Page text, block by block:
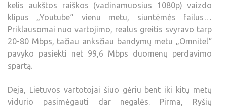
kelis aukštos raiškos (vadinamuosius 1080p) vaizdo
klipus „Youtube“ vienu metu, siuntėmės failus…
Priklausomai nuo vartojimo, realus greitis svyravo tarp
20-80 Mbps, tačiau anksčiau bandymų metu „Omnitel“
pavyko pasiekti net 99,6 Mbps duomenų perdavimo
spartą.
Deja, Lietuvos vartotojai šiuo gėriu bent iki kitų metų
vidurio pasimėgauti dar negalės. Pirma, Ryšių